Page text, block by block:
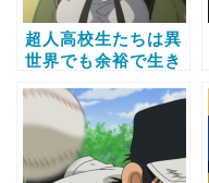
超人高校生たちは異
世界でも余裕で生き
ニメ】の動画配信サ
ービス比較と無料で
全話視聴する方法